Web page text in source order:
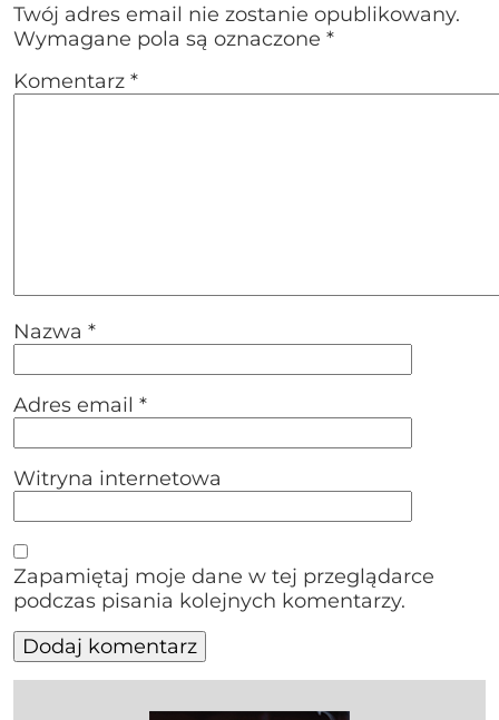
Twój adres email nie zostanie opublikowany.
Wymagane pola są oznaczone *
Komentarz *
Nazwa *
Adres email *
Witryna internetowa
Zapamiętaj moje dane w tej przeglądarce
podczas pisania kolejnych komentarzy.